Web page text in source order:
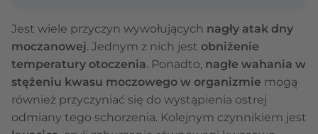
Jest wiele przyczyn wywołujących nagły atak dny
moczanowej. Jednym z nich jest obniżenie
temperatury otoczenia. Ponadto, nagłe wahania w
stężeniu kwasu moczowego w organizmie mogą
również przyczyniać się do wystąpienia ostrej
odmiany tego schorzenia. Kolejnym czynnikiem jest